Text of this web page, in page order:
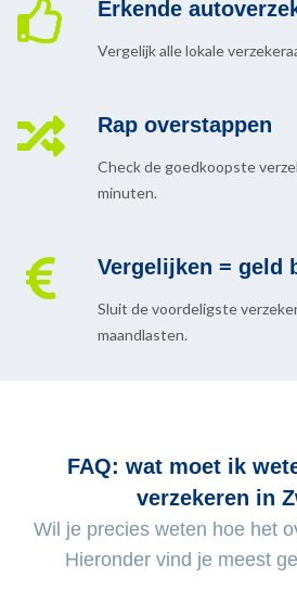
Erkende
Vergelijk alle lokale
Rap overstappen
Check de goedkoopste
minuten.
Vergelijken = geld
Sluit de voordeligste
maandlasten.
FAQ: wat moet ik
verzekeren in
Wil je precies weten hoe het
Hieronder vind je meest